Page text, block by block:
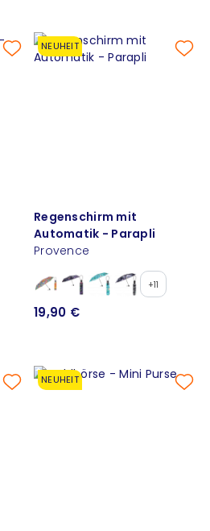
NEUHEIT
Regenschirm mit
Automatik - Parapli
Provence
+11
19,90 €
NEUHEIT